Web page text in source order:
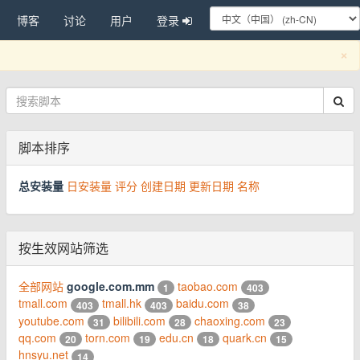
博客 讨论 用户 登录
×
脚本排序
总安装量 日安装量 评分 创建日期 更新日期 名称
按生效网站筛选
全部网站 google.com.mm 1 taobao.com 403
tmall.com 403 tmall.hk 403 baidu.com 38
youtube.com 31 bilibili.com 28 chaoxing.com 23
qq.com 20 torn.com 19 edu.cn 18 quark.cn 15
hnsyu.net 14